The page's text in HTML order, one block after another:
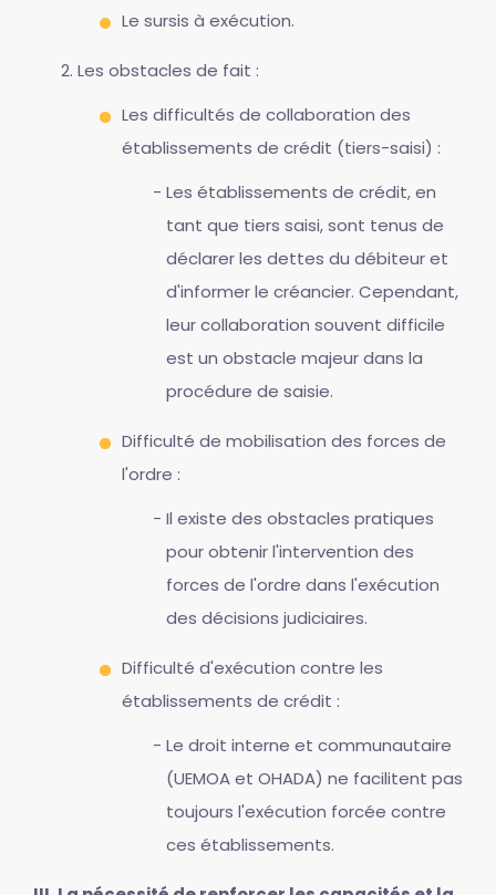
Le sursis à exécution.
Les obstacles de fait :
Les difficultés de collaboration des
établissements de crédit (tiers-saisi) :
Les établissements de crédit, en
tant que tiers saisi, sont tenus de
déclarer les dettes du débiteur et
d'informer le créancier. Cependant,
leur collaboration souvent difficile
est un obstacle majeur dans la
procédure de saisie.
Difficulté de mobilisation des forces de
l'ordre :
Il existe des obstacles pratiques
pour obtenir l'intervention des
forces de l'ordre dans l'exécution
des décisions judiciaires.
Difficulté d'exécution contre les
établissements de crédit :
Le droit interne et communautaire
(UEMOA et OHADA) ne facilitent pas
toujours l'exécution forcée contre
ces établissements.